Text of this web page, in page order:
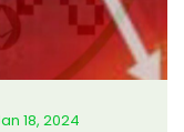
18, 2024